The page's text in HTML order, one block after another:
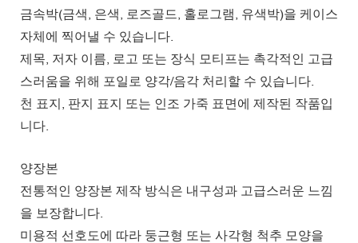
금속박(금색, 은색, 로즈골드, 홀로그램, 유색박)을 케이스
자체에 찍어낼 수 있습니다.
제목, 저자 이름, 로고 또는 장식 모티프는 촉각적인 고급
스러움을 위해 포일로 양각/음각 처리할 수 있습니다.
천 표지, 판지 표지 또는 인조 가죽 표면에 제작된 작품입
니다.
양장본
전통적인 양장본 제작 방식은 내구성과 고급스러운 느낌
을 보장합니다.
미용적 선호도에 따라 둥근형 또는 사각형 척추 모양을